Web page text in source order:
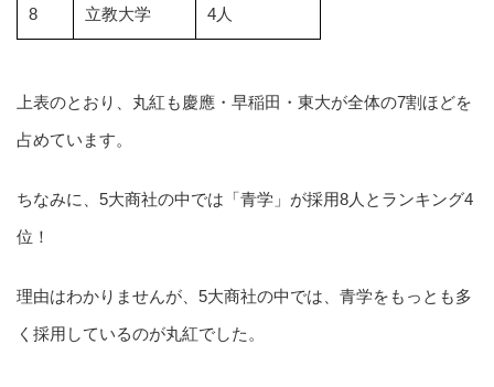
8 立教大学 4人
上表のとおり、丸紅も慶應・早稲田・東大が全体の7割ほどを
占めています。
ちなみに、5大商社の中では「青学」が採用8人とランキング4
位！
理由はわかりませんが、5大商社の中では、青学をもっとも多
く採用しているのが丸紅でした。